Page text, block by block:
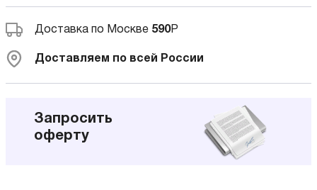
Доставка по Москве 590Р
Доставляем по всей России
Запросить
оферту